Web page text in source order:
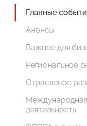
Главные
Анонсы
Важное для
Региональное
Отраслевое
Международная
деятельность